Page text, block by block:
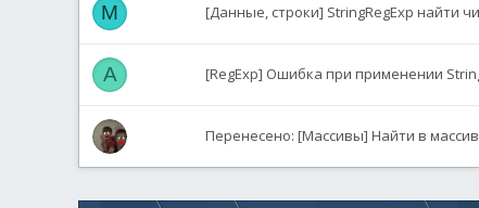
M [Данные, строки] StringRegExp найти
A [RegExp] Ошибка при применении
Перенесено: [Массивы] Найти в